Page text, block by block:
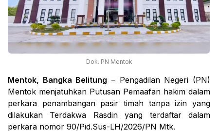
Dok. PN Mentok
Mentok, Bangka Belitung – Pengadilan Negeri (PN)
Mentok menjatuhkan Putusan Pemaafan hakim dalam
perkara penambangan pasir timah tanpa izin yang
dilakukan Terdakwa Rasdin yang terdaftar dalam
perkara nomor 90/Pid.Sus-LH/2026/PN Mtk.